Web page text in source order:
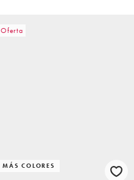
Oferta
MÁS COLORES